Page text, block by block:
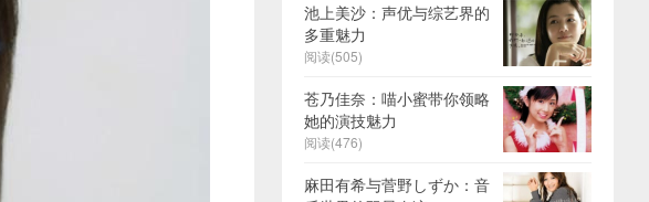
池上美沙：声优与综艺界的
多重魅力
阅读(505)
苍乃佳奈：喵小蜜带你领略
她的演技魅力
阅读(476)
麻田有希与菅野しずか：音